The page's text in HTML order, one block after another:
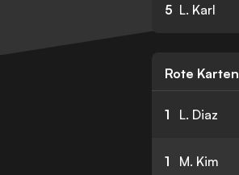
5 L. Karl
Rote Karten
1 L. Diaz
1 M. Kim